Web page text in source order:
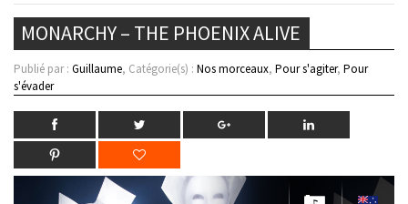
MONARCHY – THE PHOENIX ALIVE
Publié par : Guillaume, Catégorie(s) : Nos morceaux, Pour s'agiter, Pour
s'évader